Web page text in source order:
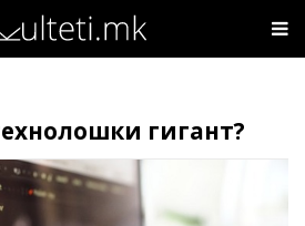
гигант?